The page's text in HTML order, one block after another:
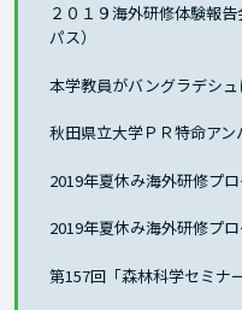
２０１９海外研修体験報
パス）
本学教員がバングラデシ
秋田県立大学ＰＲ特命ア
2019年夏休み海外研修プ
2019年夏休み海外研修プ
第157回「森林科学セミナ